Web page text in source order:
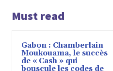
Must read
Gabon : Chamberlain
Moukouama, le succès
de « Cash » qui
bouscule les codes de